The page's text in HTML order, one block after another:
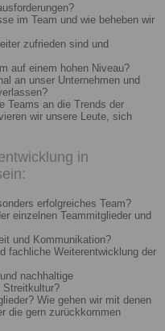
im Team und wie beheben wir
zufrieden sind und
auf einem hohen Niveau?
an unser Unternehmen und
Teams an die Trends der
wir unsere Leute, sich
in
erfolgreiches Team?
einzelnen Teammitglieder und
und Kommunikation?
fachliche Weiterentwicklung der
nachhaltige
Streitkultur?
Wie gehen wir mit denen
die gern zurückkommen